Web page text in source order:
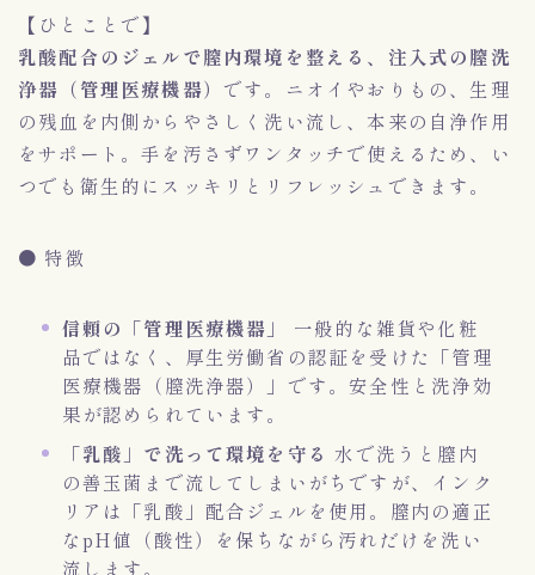
【ひとことで】
乳酸配合のジェルで膣内環境を整える、注入式の膣洗
浄器（管理医療機器） です。ニオイやおりもの、生理
の残血を内側からやさしく洗い流し、本来の自浄作用
をサポート。手を汚さずワンタッチで使えるため、い
つでも衛生的にスッキリとリフレッシュできます。
● 特徴
信頼の「管理医療機器」
一般的な雑貨や化粧
品ではなく、厚生労働省の認証を受けた「管理
医療機器（膣洗浄器）」です。安全性と洗浄効
果が認められています。
「乳酸」で洗って環境を守る 水で洗うと膣内
の善玉菌まで流してしまいがちですが、インク
リアは「乳酸」配合ジェルを使用。膣内の適正
なpH値（酸性）を保ちながら汚れだけを洗い
流します。